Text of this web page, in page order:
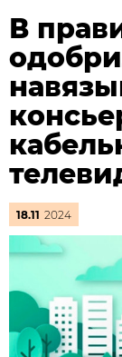
В
18.11 2024